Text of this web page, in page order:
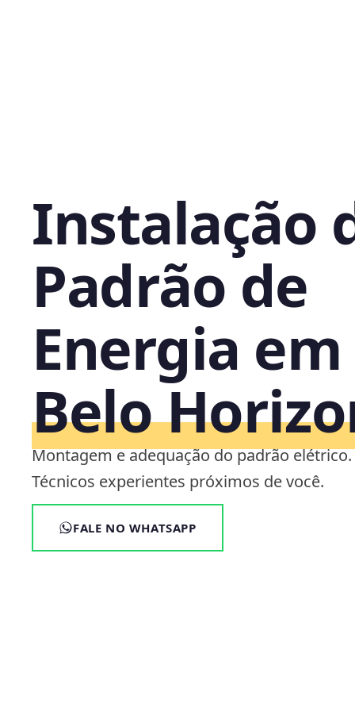
Instalação
Padrão de
Energia em
Belo
Montagem e adequação do padrão elétrico.
Técnicos experientes próximos de você.
FALE NO WHATSAPP